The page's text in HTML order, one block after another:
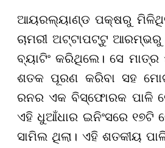
ଆୟରଲ୍ୟାଣ୍ଡ ପକ୍ଷରୁ
ଚାମରୀ ଅଟ୍ଟାପଟ୍ଟୁ
ବ୍ୟାଟିଂ କରିଥିଲେ। ସେ
ଶତକ ପୂରଣ କରିବା ସହ
ରନର ଏକ ବିସ୍ଫୋରକ ପାଳି
ଏହି ଧୁଆଁଧାର ଇନିଂସରେ ୧୭ଟି
ସାମିଲ ଥିଲା। ଏହି ଶତକୀୟ